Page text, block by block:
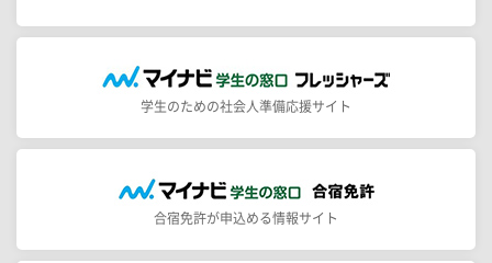
学生のための社会人準備応援サイト
合宿免許が申込める情報サイト